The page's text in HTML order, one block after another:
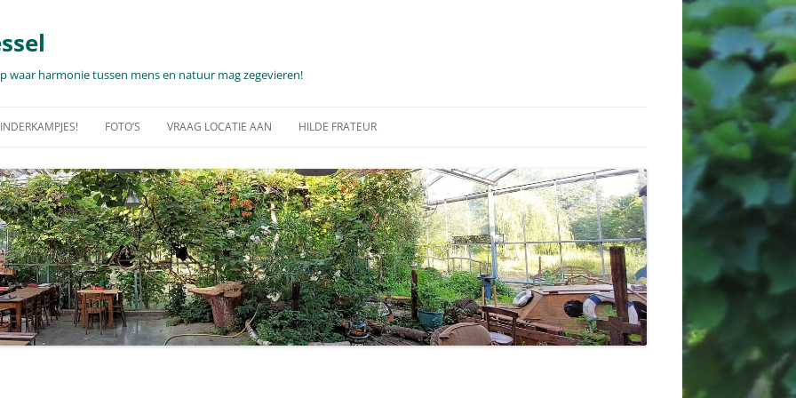
waar harmonie tussen mens en natuur mag zegevieren!
WAT EN WAAR?
NATUUR FAUNA & FLORA
FAUNA
INFO PER DAG OF
FOTO’S
FOTOSHOOTS …
FOTO’S – CULTUUR IN DE NATUUR
VIDEO’S
OPEN TUINDAGEN, MMMIN MEI
VRAAG LOCATIE AAN
RECEPTIE…
VAKANTIEVERBLIJF MET EEN ZALIG
ZICHT OP ZEE?
HILDE FRATEUR